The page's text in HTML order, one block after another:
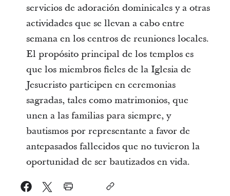
servicios de adoración dominicales y a otras
actividades que se llevan a cabo entre
semana en los centros de reuniones locales.
El propósito principal de los templos es
que los miembros fieles de la Iglesia de
Jesucristo participen en ceremonias
sagradas, tales como matrimonios, que
unen a las familias para siempre, y
bautismos por representante a favor de
antepasados fallecidos que no tuvieron la
oportunidad de ser bautizados en vida.